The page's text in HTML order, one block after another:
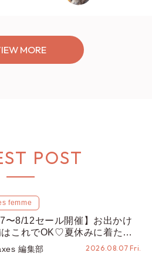
MORE
POST
femme
7〜8/12セール開催】お出かけ
これでOK♡夏休みに着たい
デ25選をシーン別に徹底解説！
編集部 2026.08.07 Fri.